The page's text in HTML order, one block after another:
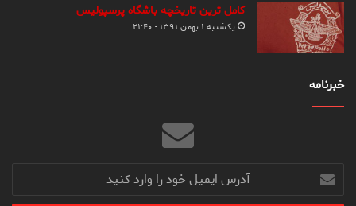
کامل ترین تاریخچه باشگاه پرسپولیس
یکشنبه ۱ بهمن ۱۳۹۱ - ۲۱:۴۰
خبرنامه
آدرس
ایمیل